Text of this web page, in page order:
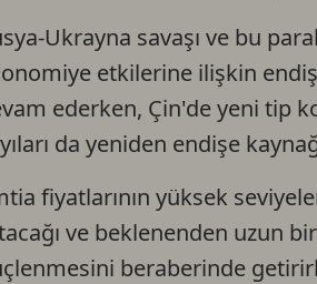
Ukrayna savaşı ve bu
etkilerine ilişkin
ederken, Çin'de yeni tip
da yeniden endişe
fiyatlarının yüksek
ve beklenenden uzun
beraberinde